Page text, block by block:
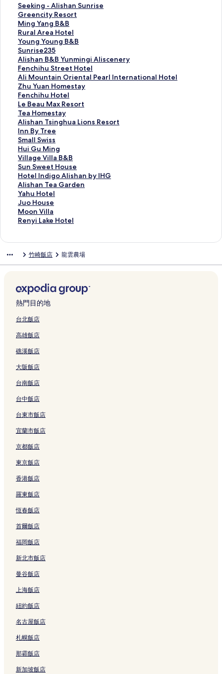
Seeking - Alishan Sunrise
S
e
e
k
i
n
g
-
A
l
i
s
h
a
n
S
u
n
r
i
s
e
的
連
結
Greencity Resort
G
r
e
e
n
c
i
t
y
R
e
s
o
r
t
的
連
結
Ming Yang B&B
M
i
n
g
Y
a
n
g
B
&
B
的
連
結
Rural Area Hotel
R
u
r
a
l
A
r
e
a
H
o
t
e
l
的
連
結
Young Young B&B
Y
o
u
n
g
Y
o
u
n
g
B
&
B
的
連
結
Sunrise235
S
u
n
r
i
s
e
2
3
5
的
連
結
Alishan B&B Yunmingi Aliscenery
A
l
i
s
h
a
n
B
&
B
Y
u
n
m
i
n
g
i
A
e
r
y
的
連
Fenchihu Street Hotel
F
e
n
c
h
i
h
u
S
t
r
e
e
t
H
o
t
e
結
Ali Mountain Oriental Pearl International Hotel
A
l
i
M
o
u
n
t
a
i
n
O
r
i
e
n
t
a
I
n
t
e
n
t
i
o
n
l
o
t
e
l
的
連
Zhu Yuan Homestay
Z
h
u
Y
u
a
n
H
o
m
e
s
t
a
y
的
Fenchihu Hotel
F
e
n
c
h
i
h
u
H
o
t
e
l
的
連
Le Beau Max Resort
L
e
B
e
a
u
M
a
x
R
e
s
o
r
結
Tea Homestay
T
e
a
H
o
m
e
s
t
a
y
的
連
Alishan Tsinghua Lions Resort
A
l
i
s
h
a
n
T
s
i
n
g
i
s
R
e
s
r
的
連
結
Inn By Tree
I
n
n
B
y
T
r
e
e
的
連
Small Swiss
S
m
a
l
l
S
w
i
s
s
Hui Gu Ming
H
u
i
G
u
M
i
n
g
Village Villa B&B
V
i
l
l
a
g
e
V
B
的
連
結
Sun Sweet House
S
u
n
S
w
e
e
s
連
結
Hotel Indigo Alishan by IHG
H
o
t
e
l
I
o
i
s
h
a
b
I
H
G
的
結
Alishan Tea Garden
A
l
i
s
h
a
r
d
e
n
連
Yahu Hotel
Y
a
h
u
l
結
Juo House
J
u
o
e
結
Moon Villa
M
o
l
的
連
結
Renyi Lake Hotel
R
L
e
H
o
t
l
連
結
竹崎飯店 龍雲農場
熱門目的地
台北飯店
高雄飯店
礁溪飯店
大阪飯店
台南飯店
台中飯店
台東市飯店
宜蘭市飯店
京都飯店
東京飯店
香港飯店
羅東飯店
恆春飯店
首爾飯店
福岡飯店
新北市飯店
曼谷飯店
上海飯店
紐約飯店
名古屋飯店
札幌飯店
那霸飯店
新加坡飯店